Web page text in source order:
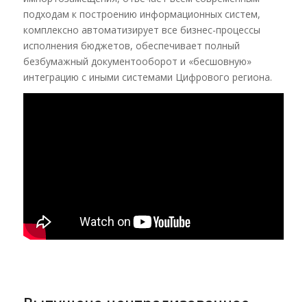
подходам к построению информационных систем,
комплексно автоматизирует все бизнес-процессы
исполнения бюджетов, обеспечивает полный
безбумажный документооборот и «бесшовную»
интеграцию с иными системами Цифрового региона.